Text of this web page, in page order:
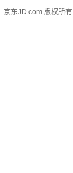
京东JD.com 版权所有